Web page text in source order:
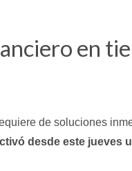
en
de soluciones
desde este jueves